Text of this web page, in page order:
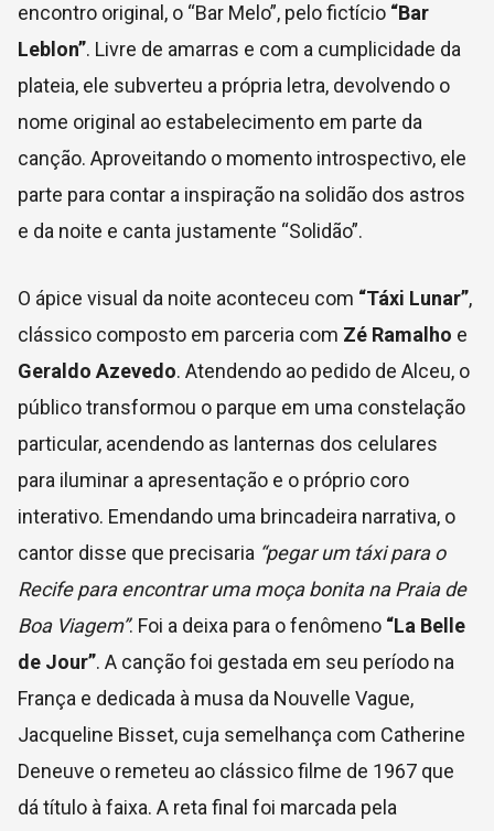
encontro original, o “Bar Melo”, pelo fictício “Bar
Leblon”. Livre de amarras e com a cumplicidade da
plateia, ele subverteu a própria letra, devolvendo o
nome original ao estabelecimento em parte da
canção. Aproveitando o momento introspectivo, ele
parte para contar a inspiração na solidão dos astros
e da noite e canta justamente “Solidão”.
O ápice visual da noite aconteceu com “Táxi Lunar”,
clássico composto em parceria com Zé Ramalho e
Geraldo Azevedo. Atendendo ao pedido de Alceu, o
público transformou o parque em uma constelação
particular, acendendo as lanternas dos celulares
para iluminar a apresentação e o próprio coro
interativo. Emendando uma brincadeira narrativa, o
cantor disse que precisaria “pegar um táxi para o
Recife para encontrar uma moça bonita na Praia de
Boa Viagem”. Foi a deixa para o fenômeno “La Belle
de Jour”. A canção foi gestada em seu período na
França e dedicada à musa da Nouvelle Vague,
Jacqueline Bisset, cuja semelhança com Catherine
Deneuve o remeteu ao clássico filme de 1967 que
dá título à faixa. A reta final foi marcada pela